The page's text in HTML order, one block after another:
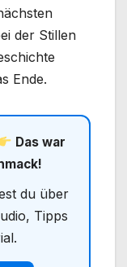
der Stillen
Ende.
Das war
du über
Tipps